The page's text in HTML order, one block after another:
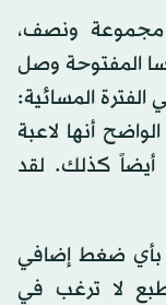
ونصف،
المفتوحة وصل
المسائية:
أنها لاعبة
أيضاً كذلك. لقد
بأي ضغط إضافي
لا ترغب في